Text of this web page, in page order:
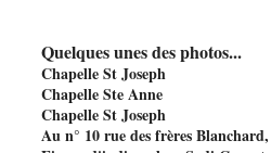
  Quelques unes des photos...